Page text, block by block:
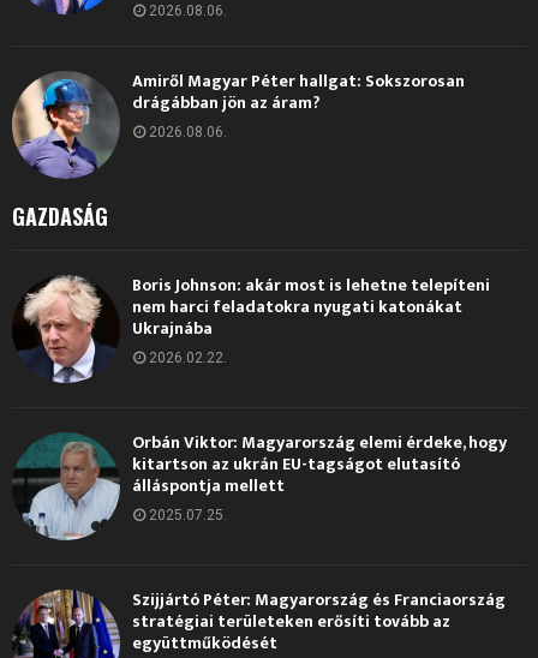
2026.08.06.
Amiről Magyar Péter hallgat: Sokszorosan
drágábban jön az áram?
2026.08.06.
GAZDASÁG
Boris Johnson: akár most is lehetne telepíteni
nem harci feladatokra nyugati katonákat
Ukrajnába
2026.02.22.
Orbán Viktor: Magyarország elemi érdeke, hogy
kitartson az ukrán EU-tagságot elutasító
álláspontja mellett
2025.07.25.
Szijjártó Péter: Magyarország és Franciaország
stratégiai területeken erősíti tovább az
együttműködését